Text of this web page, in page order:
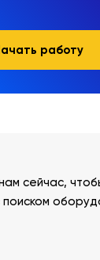
работу
сейчас,